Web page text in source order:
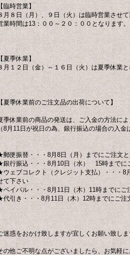
臨時営業】
月８日（月）、９日（火）は臨時営業させて
業時間は13：００～２０：００となります。
夏季休業】
月１２日（金）～１６日（火）は夏季休業と
夏季休業前のご注文品の出荷について】
季休業前の商品の発送は、ご入金の方法によ
8月11日が祝日の為、銀行振込の場合の入金
便振替・・・8月8日（月）までにご注文
行振込・・・8月10日（水） 15時までに
ェブコレクト（クレジット支払）・・・8
て下さい
イパル・・・8月11日（木）11時までに
引き・・・8月11日（木）12時までにご注
迷惑をおかけ致しますが宜しくお願い致しま
の他ご不明な点がございましたら、お気軽